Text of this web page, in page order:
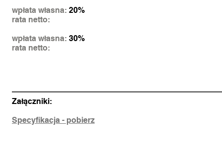
wpłata własna: 20%
rata netto:
wpłata własna: 30%
rata netto:
Załączniki:
Specyfikacja - pobierz